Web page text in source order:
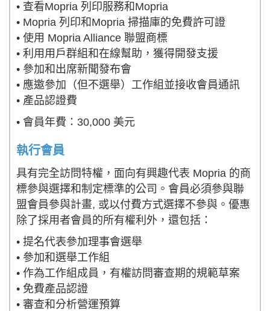
• 查看Mopria 列印服務和Mopria
• Mopria 列印和Mopria 掃描庫的免費許可證
• 使用 Mopria Alliance 聯盟商標
• 利用用戶群組和在線幫助，獲得開發支援
• 參加和出席新聞發布會
• 應邀參加（但不選舉）工作組並接收會員通訊
• 產品認證費
• 會員年費：30,000 美元
執行會員
具有完全訪問特權，面向有興趣代表 Mopria 的商
標參與選擇和制定標準的公司。會員必須參與聯
盟會員參與計畫, 或以付費方式選擇不參與。優惠
除了採用者會員的所有權利外，還包括：
• 提名代表參加理事會選舉
• 參加和選舉工作組
• 作為工作組成員，有權訪問審查期的規範草案
• 免費產品認證
• 審查和分析營運預算